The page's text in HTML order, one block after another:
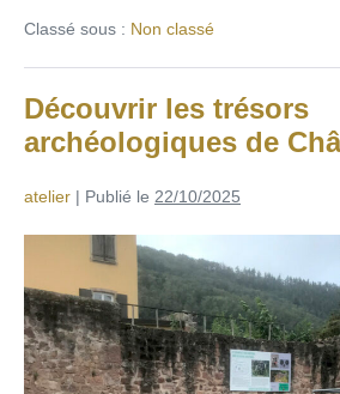
Classé sous : Non classé
Découvrir les trésors
archéologiques de
atelier | Publié le 22/10/2025